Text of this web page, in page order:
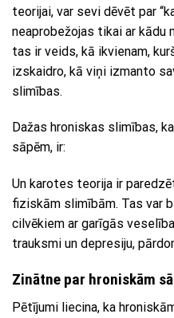
teorijai, var sevi dēvēt par
neaprobežojas tikai ar kādu
tas ir veids, kā ikvienam,
izskaidro, kā viņi izmanto
slimības.
Dažas hroniskas slimības,
sāpēm, ir:
Un karotes teorija ir
fiziskām slimībām. Tas var
cilvēkiem ar garīgās
trauksmi un depresiju,
Zinātne par hroniskām
Pētījumi liecina, ka